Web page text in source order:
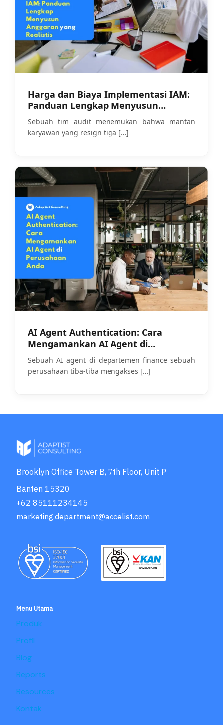
Harga dan Biaya Implementasi IAM:
Panduan Lengkap Menyusun
Anggaran yang Realistis
Sebuah tim audit menemukan bahwa mantan
karyawan yang resign tiga […]
AI Agent Authentication: Cara
Mengamankan AI Agent di
Perusahaan Anda
Sebuah AI agent di departemen finance sebuah
perusahaan tiba-tiba mengakses […]
Brooklyn Office Tower B, 7th Floor, Unit P
Banten 15320
+62 85111234145
marketing.department@accelist.com
Menu Utama
Produk
Profil
Blog
Reports
Resources
Kontak